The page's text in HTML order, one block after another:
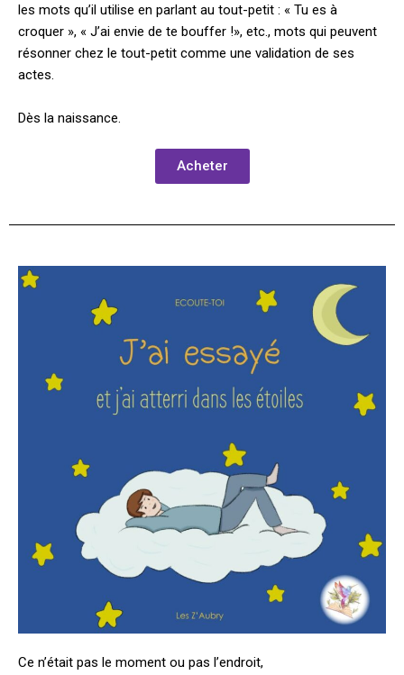
les mots qu’il utilise en parlant au tout-petit : « Tu es à
croquer », « J’ai envie de te bouffer !», etc., mots qui peuvent
résonner chez le tout-petit comme une validation de ses
actes.
Dès la naissance.
Acheter
Ce n’était pas le moment ou pas l’endroit,